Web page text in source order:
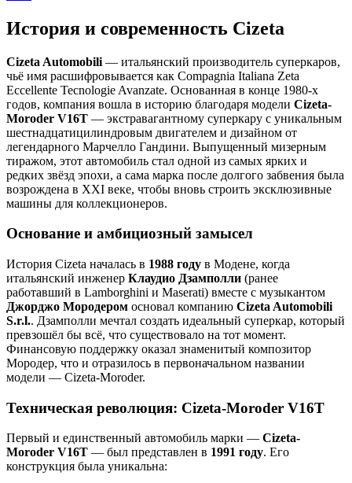
История и современность Cizeta
Cizeta Automobili — итальянский производитель суперкаров,
чьё имя расшифровывается как Compagnia Italiana Zeta
Eccellente Tecnologie Avanzate. Основанная в конце 1980-х
годов, компания вошла в историю благодаря модели Cizeta-
Moroder V16T — экстравагантному суперкару с уникальным
шестнадцатицилиндровым двигателем и дизайном от
легендарного Марчелло Гандини. Выпущенный мизерным
тиражом, этот автомобиль стал одной из самых ярких и
редких звёзд эпохи, а сама марка после долгого забвения была
возрождена в XXI веке, чтобы вновь строить эксклюзивные
машины для коллекционеров.
Основание и амбициозный замысел
История Cizeta началась в 1988 году в Модене, когда
итальянский инженер Клаудио Дзамполли (ранее
работавший в Lamborghini и Maserati) вместе с музыкантом
Джорджо Мородером основал компанию Cizeta Automobili
S.r.l.. Дзамполли мечтал создать идеальный суперкар, который
превзошёл бы всё, что существовало на тот момент.
Финансовую поддержку оказал знаменитый композитор
Мородер, что и отразилось в первоначальном названии
модели — Cizeta-Moroder.
Техническая революция: Cizeta-Moroder V16T
Первый и единственный автомобиль марки — Cizeta-
Moroder V16T — был представлен в 1991 году. Его
конструкция была уникальна: